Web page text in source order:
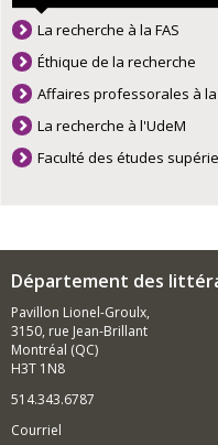
La recherche à la FAS
Éthique de la recherche
Affaires professorales à la
La recherche à l'UdeM
Faculté des études
Département des
Pavillon Lionel-Groulx,
3150, rue Jean-Brillant
Montréal (QC)
H3T 1N8
514.343.6787
Courriel